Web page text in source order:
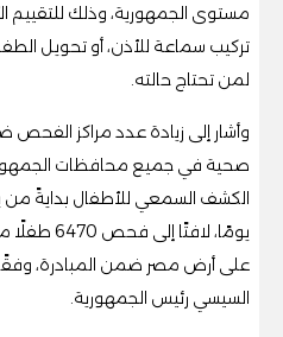
مستوى الجمهورية، وذلك للتقييم
تركيب سماعة للأذن، أو تحويل
لمن تحتاج حالته.
صحية في جميع محافظات
يومًا،
على أرض مصر ضمن المبادرة، وفقًا
السيسي رئيس الجمهورية.